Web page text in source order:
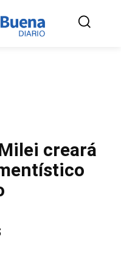
creará